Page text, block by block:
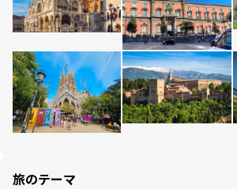
旅のテーマ